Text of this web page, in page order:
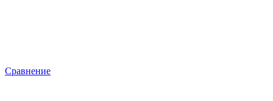
Сравнение